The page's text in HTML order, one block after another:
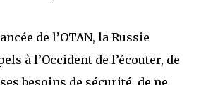
de l’OTAN, la Russie
à l’Occident de l’écouter, de
besoins de sécurité, de ne